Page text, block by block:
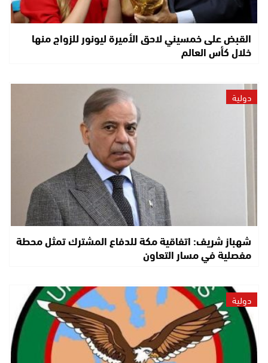
القبض على خمسيني لاحق الأميرة ليونور للزواج منها
خلال كأس العالم
دولية
شهباز شريف: اتفاقية مكة للدفاع المشترك تمثل محطة
مفصلية في مسار التعاون
دولية